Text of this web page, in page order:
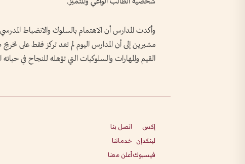
وأكدت المدارس أن الاهتمام بالسلوك والانضباط
مشيرين إلى أن المدارس اليوم لم تعد تركز فقط على
القيم والمهارات والسلوكيات التي تؤهله للنجاح في حياته
إكس
لينكدإن
فيسبوك
اتصل بنا
خدماتنا
أعلن معنا